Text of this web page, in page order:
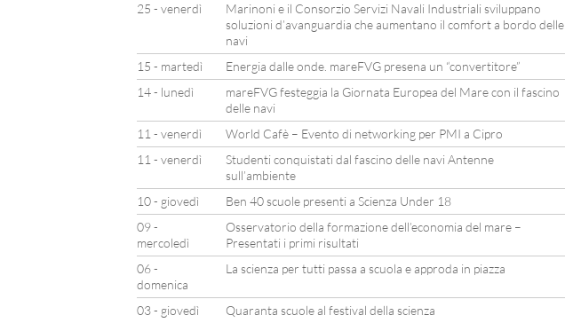
25 - venerdì
Marinoni e il Consorzio Servizi Navali Industriali sviluppano
soluzioni d’avanguardia che aumentano il comfort a bordo delle
navi
15 - martedì
Energia dalle onde. mareFVG presena un “convertitore”
14 - lunedì
mareFVG festeggia la Giornata Europea del Mare con il fascino
delle navi
11 - venerdì
World Cafè – Evento di networking per PMI a Cipro
11 - venerdì
Studenti conquistati dal fascino delle navi Antenne
sull’ambiente
10 - giovedì
Ben 40 scuole presenti a Scienza Under 18
09 -
mercoledì
Osservatorio della formazione dell’economia del mare –
Presentati i primi risultati
06 -
domenica
La scienza per tutti passa a scuola e approda in piazza
03 - giovedì Quaranta scuole al festival della scienza